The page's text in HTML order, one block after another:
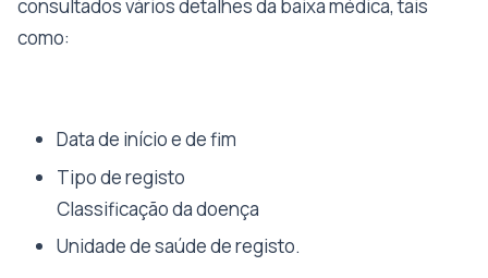
consultados vários detalhes da baixa médica, tais
como:
Data de início e de fim
Tipo de registo
Classificação da doença
Unidade de saúde de registo.